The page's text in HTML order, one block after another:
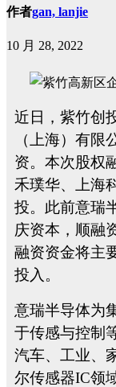
作者gan, lanjie
10 月 28, 2022
近日，紫竹创
（上海）有限
资。本次股权
禾璞华、上海
投。此前意瑞
庆资本，顺融
融资资金将主
投入。
意瑞半导体为
于传感与控制
汽车、工业、
尔传感器IC领